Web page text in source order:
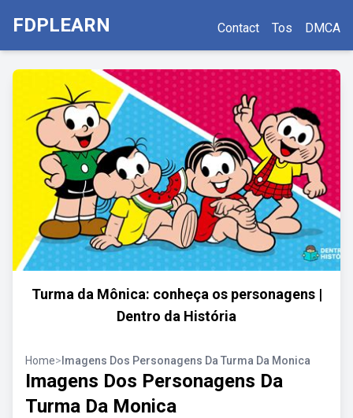
FDPLEARN Contact Tos DMCA
Turma da Mônica: conheça os personagens |
Dentro da História
Home> Imagens Dos Personagens Da Turma Da Monica
Imagens Dos Personagens Da
Turma Da Monica